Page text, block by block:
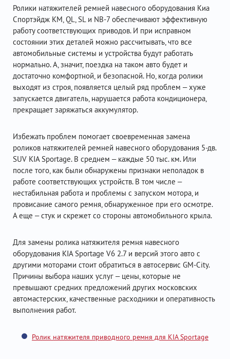
Ролики натяжителей ремней навесного оборудования Киа
Спортэйдж KM, QL, SL и NB-7 обеспечивают эффективную
работу соответствующих приводов. И при исправном
состоянии этих деталей можно рассчитывать, что все
автомобильные системы и устройства будут работать
нормально. А, значит, поездка на таком авто будет и
достаточно комфортной, и безопасной. Но, когда ролики
выходят из строя, появляется целый ряд проблем – хуже
запускается двигатель, нарушается работа кондиционера,
прекращает заряжаться аккумулятор.
Избежать проблем помогает своевременная замена
роликов натяжителей ремней навесного оборудования 5-дв.
SUV KIA Sportage. В среднем – каждые 50 тыс. км. Или
после того, как были обнаружены признаки неполадок в
работе соответствующих устройств. В том числе –
нестабильная работа и проблемы с запуском мотора, и
провисание самого ремня, обнаруженное при его осмотре.
А еще – стук и скрежет со стороны автомобильного крыла.
Для замены ролика натяжителя ремня навесного
оборудования KIA Sportage V6 2.7 и версий этого авто с
другими моторами стоит обратиться в автосервис GM-City.
Причины выбора наших услуг – цены, которые не
превышают средних предложений других московских
автомастерских, качественные расходники и оперативность
выполнения работ.
Ролик натяжителя приводного ремня для KIA Sportage